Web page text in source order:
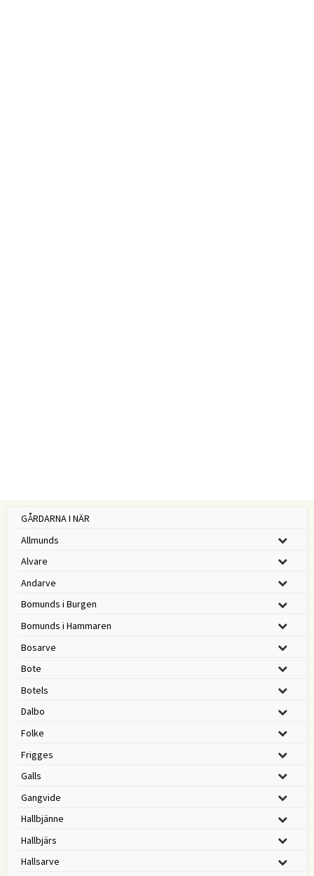
GÅRDARNA I NÄR
Allmunds
Alvare
Andarve
Bomunds i Burgen
Bomunds i Hammaren
Bosarve
Bote
Botels
Dalbo
Folke
Frigges
Galls
Gangvide
Hallbjänne
Hallbjärs
Hallsarve